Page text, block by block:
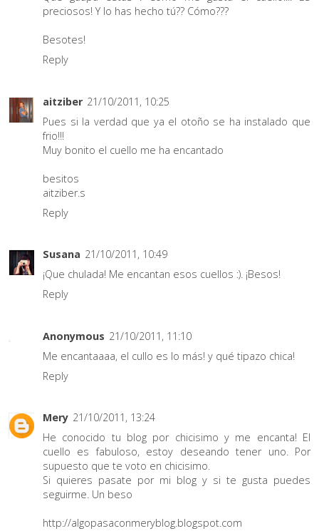
preciosos! Y lo has hecho tú?? Cómo???
Besotes!
Reply
aitziber 21/10/2011, 10:25
Pues si la verdad que ya el otoño se ha instalado que
frio!!!
Muy bonito el cuello me ha encantado
besitos
aitziber.s
Reply
Susana 21/10/2011, 10:49
¡Que chulada! Me encantan esos cuellos :). ¡Besos!
Reply
Anonymous 21/10/2011, 11:10
Me encantaaaa, el cullo es lo más! y qué tipazo chica!
Reply
Mery 21/10/2011, 13:24
He conocido tu blog por chicisimo y me encanta! El
cuello es fabuloso, estoy deseando tener uno. Por
supuesto que te voto en chicisimo.
Si quieres pasate por mi blog y si te gusta puedes
seguirme. Un beso
http://algopasaconmeryblog.blogspot.com